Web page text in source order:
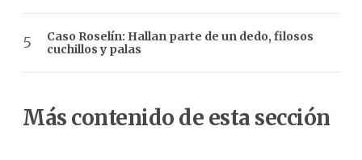
Caso Roselín: Hallan parte de un dedo, filosos
cuchillos y palas
Más contenido de esta sección